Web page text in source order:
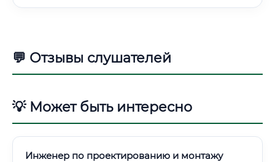
💬 Отзывы слушателей
💡 Может быть интересно
Инженер по проектированию и монтажу